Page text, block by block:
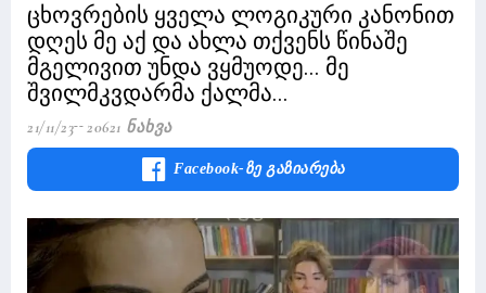
ცხოვრების ყველა ლოგიკური კანონით
დღეს მე აქ და ახლა თქვენს წინაშე
მგელივით უნდა ვყმუოდე... მე
შვილმკვდარმა ქალმა...
21/11/23 20621 Ნახვა
Facebook-Ზე Გაზიარება